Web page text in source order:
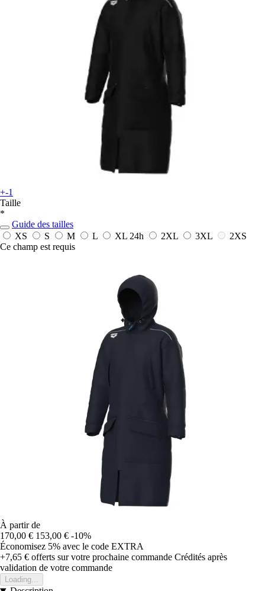
+-1
Taille
*
Guide des tailles
XS
S M L XL 24h 2XL 3XL
2XS
Ce champ est requis
À partir de
170,00 € 153,00 € -10%
Économisez 5% avec le code EXTRA
+7,65 € offerts sur votre prochaine commande Crédités après
validation de votre commande
Loading...